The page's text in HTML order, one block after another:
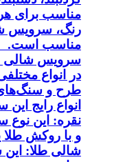
مناسب برای
رنگ، سرویس
مناسب است.
سرویس شالی
در انواع
طرح و سنگ‌های
انواع رایج
و با روکش